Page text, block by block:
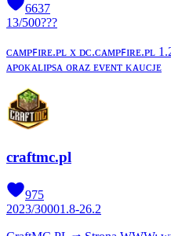
6637
13/500???
ᴄᴀᴍᴘꜰɪʀᴇ.ᴘʟ x ᴅᴄ.ᴄᴀᴍᴘꜰɪʀᴇ.ᴘʟ
ᴀᴘᴏᴋᴀʟɪᴘѕᴀ ᴏʀᴀᴢ ᴇᴠᴇɴᴛ ᴋᴀᴜᴄᴊᴇ
craftmc.pl
975
2023/30001.8-26.2